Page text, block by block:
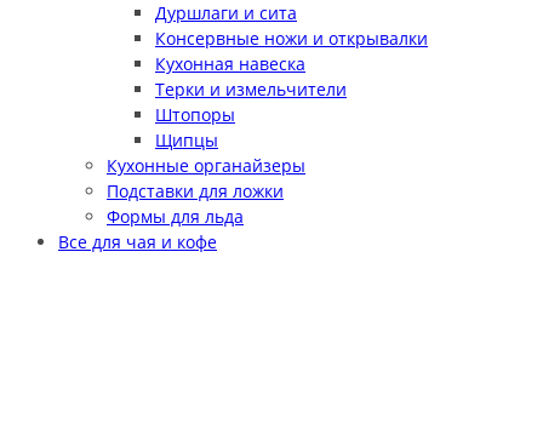
Дуршлаги и сита
Консервные ножи и открывалки
Кухонная навеска
Терки и измельчители
Штопоры
Щипцы
Кухонные органайзеры
Подставки для ложки
Формы для льда
Все для чая и кофе